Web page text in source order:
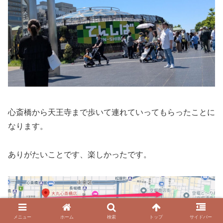
心斎橋から天王寺まで歩いて連れていってもらったことに
なります。
ありがたいことです、楽しかったです。
メニュー ホーム 検索 トップ サイドバー